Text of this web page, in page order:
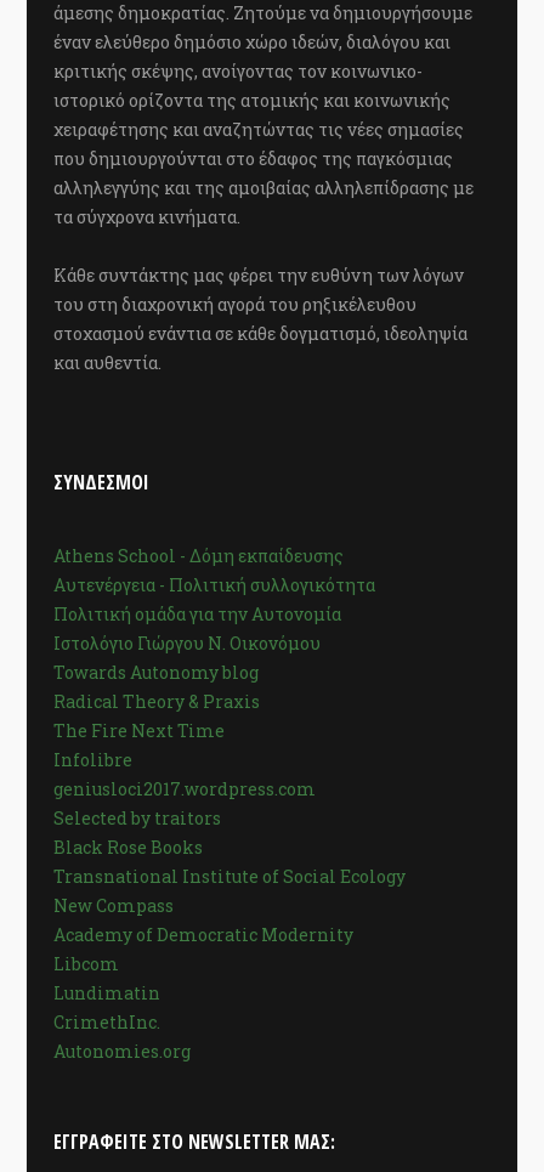
άμεσης δημοκρατίας. Ζητούμε να δημιουργήσουμε
έναν ελεύθερο δημόσιο χώρο ιδεών, διαλόγου και
κριτικής σκέψης, ανοίγοντας τον κοινωνικο-
ιστορικό ορίζοντα της ατομικής και κοινωνικής
χειραφέτησης και αναζητώντας τις νέες σημασίες
που δημιουργούνται στο έδαφος της παγκόσμιας
αλληλεγγύης και της αμοιβαίας αλληλεπίδρασης με
τα σύγχρονα κινήματα.
Κάθε συντάκτης μας φέρει την ευθύνη των λόγων
του στη διαχρονική αγορά του ρηξικέλευθου
στοχασμού ενάντια σε κάθε δογματισμό, ιδεοληψία
και αυθεντία.
ΣΥΝΔΕΣΜΟΙ
Athens School - Δόμη εκπαίδευσης
Αυτενέργεια - Πολιτική συλλογικότητα
Πολιτική ομάδα για την Αυτονομία
Ιστολόγιο Γιώργου Ν. Οικονόμου
Towards Autonomy blog
Radical Theory & Praxis
The Fire Next Time
Infolibre
geniusloci2017.wordpress.com
Selected by traitors
Black Rose Books
Transnational Institute of Social Ecology
New Compass
Academy of Democratic Modernity
Libcom
Lundimatin
CrimethInc.
Autonomies.org
ΕΓΓΡΑΦΕΊΤΕ ΣΤΟ NEWSLETTER ΜΑΣ: